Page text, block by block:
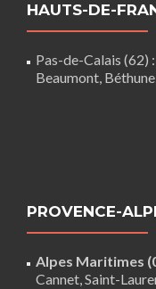
HAUTS-DE-
Pas-de-Calais (62) :
Beaumont, Béthune
PROVENCE-
Alpes Maritimes
Cannet,Saint-